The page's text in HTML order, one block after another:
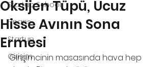
Startup School
Finans
Startup
Girişim
Oksijen Tüpü, Ucuz
Hisse Avının Sona
Ermesi
Girişimcinin masasında hava hep